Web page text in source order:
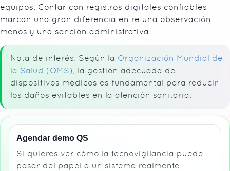
equipos. Contar con registros digitales confiables
marcan una gran diferencia entre una observación
menos y una sanción administrativa.
Nota de interés: Según la Organización Mundial de
la Salud (OMS)
, la gestión adecuada de
dispositivos médicos es fundamental para reducir
los daños evitables en la atención sanitaria.
Agendar demo QS
Si quieres ver cómo la tecnovigilancia puede
pasar del papel a un sistema realmente